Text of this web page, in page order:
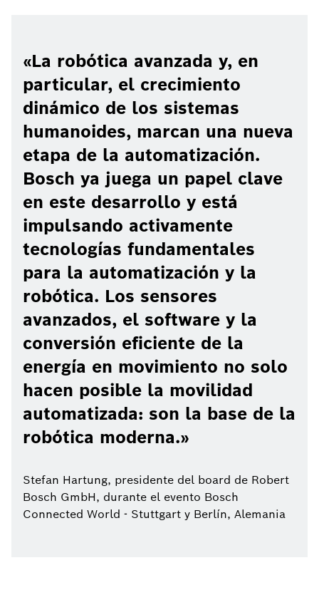
La robótica avanzada y, en
particular, el crecimiento
dinámico de los sistemas
humanoides, marcan una nueva
etapa de la automatización.
Bosch ya juega un papel clave
en este desarrollo y está
impulsando activamente
tecnologías fundamentales
para la automatización y la
robótica. Los sensores
avanzados, el software y la
conversión eficiente de la
energía en movimiento no solo
hacen posible la movilidad
automatizada: son la base de la
robótica moderna.
Stefan Hartung, presidente del board de Robert
Bosch GmbH, durante el evento Bosch
Connected World - Stuttgart y Berlín, Alemania